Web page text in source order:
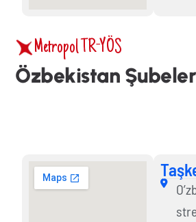
Metropol TR-YÖS
Özbekistan Şubeler